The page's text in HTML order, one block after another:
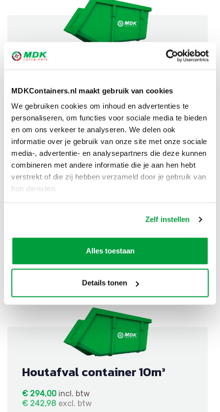
MDKContainers.nl maakt gebruik van cookies
We gebruiken cookies om inhoud en advertenties te
personaliseren, om functies voor sociale media te bieden
en om ons verkeer te analyseren. We delen ook
informatie over je gebruik van onze site met onze sociale
media-, advertentie- en analysepartners die deze kunnen
combineren met andere informatie die je aan hen hebt
verstrekt of die zij hebben verzameld door je gebruik van
hun diensten.
Zelf instellen
Alles toestaan
Details tonen
Grofvuil container 10m³
€457,85 excl. btw
BESTELLEN
excl. btw
BESTELLEN
Houtafval container 10m³
€ 294,00 incl. btw
€ 242,98 excl. btw